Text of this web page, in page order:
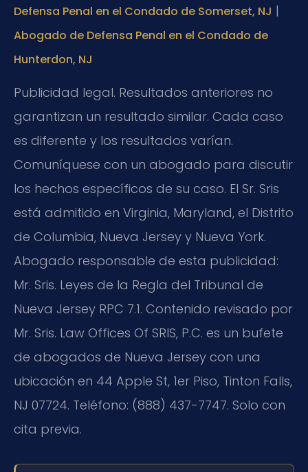
Defensa Penal en el Condado de Somerset, NJ |
Abogado de Defensa Penal en el Condado de
Hunterdon, NJ
Publicidad legal. Resultados anteriores no
garantizan un resultado similar. Cada caso
es diferente y los resultados varían.
Comuníquese con un abogado para discutir
los hechos específicos de su caso. El Sr. Sris
está admitido en Virginia, Maryland, el Distrito
de Columbia, Nueva Jersey y Nueva York.
Abogado responsable de esta publicidad:
Mr. Sris. Leyes de la Regla del Tribunal de
Nueva Jersey RPC 7.1. Contenido revisado por
Mr. Sris. Law Offices Of SRIS, P.C. es un bufete
de abogados de Nueva Jersey con una
ubicación en 44 Apple St, 1er Piso, Tinton Falls,
NJ 07724. Teléfono: (888) 437-7747. Solo con
cita previa.